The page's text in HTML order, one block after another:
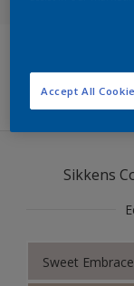
Sikkens RIJKS
Sikkens
Sikkens Alpha
Sikkens
Sikkens
Sweet Embrace
Accept All